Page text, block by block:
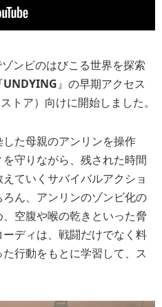
ンビのはびこる世界を探索
UNDYING』の早期アクセス
トア）向けに開始しました。
た母親のアンリンを操作
守りながら、残された時間
ていくサバイバルアクショ
ん、アンリンのゾンビ化の
空腹や喉の乾きといった脅
ディは、戦闘だけでなく料
行動をもとに学習して、ス